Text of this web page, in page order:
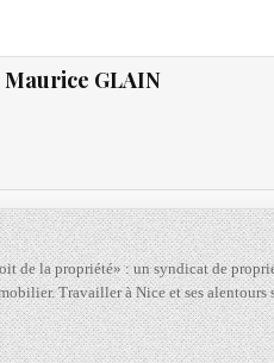
Maurice GLAIN
de la propriété» : un syndicat de
Travailler à Nice et ses